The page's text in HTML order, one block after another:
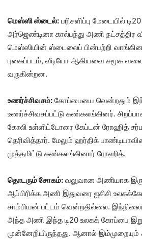
மெஸ்ஸி ஸ்டைல்: பரிசளிப்பு மேடையில்
அர்ஜெண்டினா கால்பந்து அணி
மெஸ்ஸியின் ஸ்டைலைப் பின்பற்றி
புகைப்படம், வீடியோ ஆகியவை சமூக
வருகின்றன.
உணர்ச்சிவசம்: கோப்பையை வென்றதும்
உணர்ச்சிவசப்பட்டு கண்கலங்கினர்.
கோலி உள்ளிட்டோரை கேப்டன் ரோஹித் சர்மா
தெரிவித்தார். மேலும் ஹர்திக்
முத்தமிட்டு கண்கலங்கினார் ரோஹித்.
தொடரும் சோகம்: வலுவான அணியாக
ஆப்பிரிக்க அணி இதுவரை ஐசிசி
சாம்பியன் பட்டம் வென்றதில்லை.
அந்த அணி இந்த டி20 உலகக் கோப்பை
முன்னேறியிருந்தது. ஆனால்